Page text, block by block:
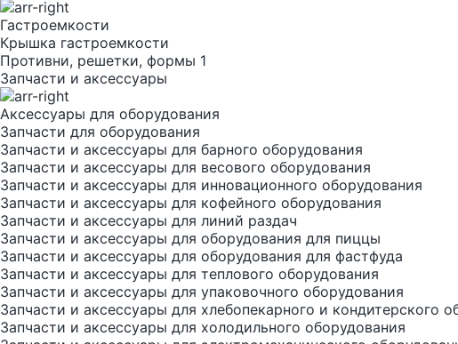
Гастроемкости
Крышка гастроемкости
Противни, решетки, формы 1
Запчасти и аксессуары
Аксессуары для оборудования
Запчасти для оборудования
Запчасти и аксессуары для барного оборудования
Запчасти и аксессуары для весового оборудования
Запчасти и аксессуары для инновационного оборудования
Запчасти и аксессуары для кофейного оборудования
Запчасти и аксессуары для линий раздач
Запчасти и аксессуары для оборудования для пиццы
Запчасти и аксессуары для оборудования для фастфуда
Запчасти и аксессуары для теплового оборудования
Запчасти и аксессуары для упаковочного оборудования
Запчасти и аксессуары для хлебопекарного и кондитерского
Запчасти и аксессуары для холодильного оборудования